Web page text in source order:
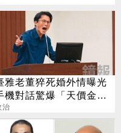
雅老董猝死婚外情曝光
機對話驚爆「天價金援
三」
治